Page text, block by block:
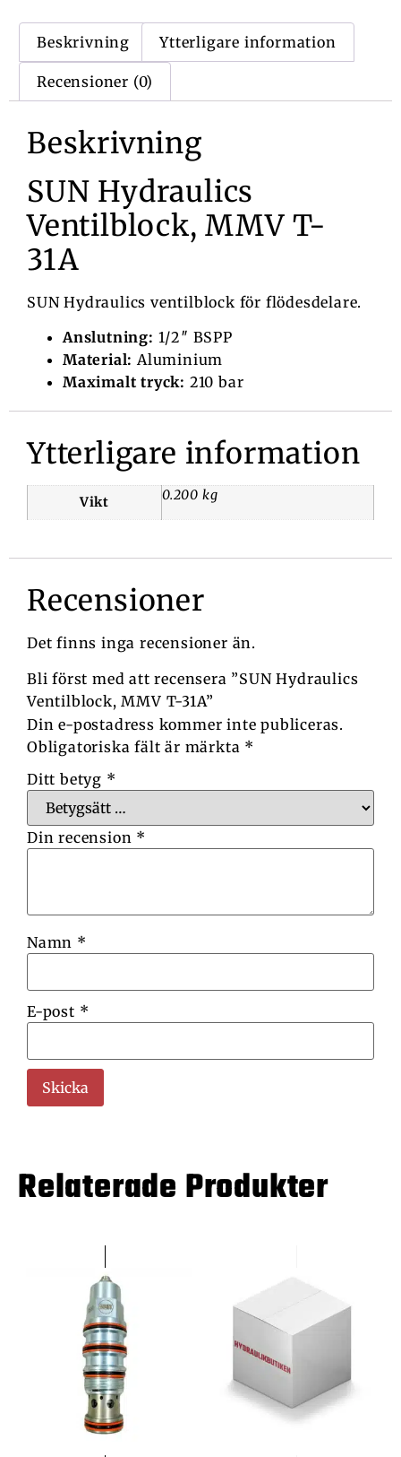
Beskrivning Ytterligare information
Recensioner (0)
Beskrivning
SUN Hydraulics
Ventilblock, MMV T-
31A
SUN Hydraulics ventilblock för flödesdelare.
Anslutning: 1/2″ BSPP
Material: Aluminium
Maximalt tryck: 210 bar
Ytterligare information
Vikt 0.200 kg
Recensioner
Det finns inga recensioner än.
Bli först med att recensera ”SUN Hydraulics
Ventilblock, MMV T-31A”
Din e-postadress kommer inte publiceras.
Obligatoriska fält är märkta *
Ditt betyg *
Din recension *
Namn *
E-post *
Relaterade Produkter